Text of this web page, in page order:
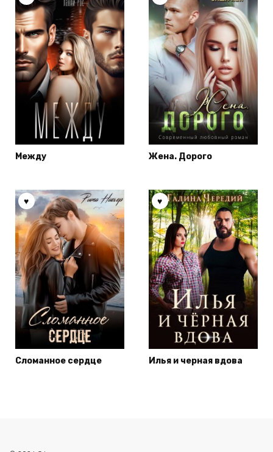
Между Жена. Дорого
Сломанное сердце Илья и черная вдова